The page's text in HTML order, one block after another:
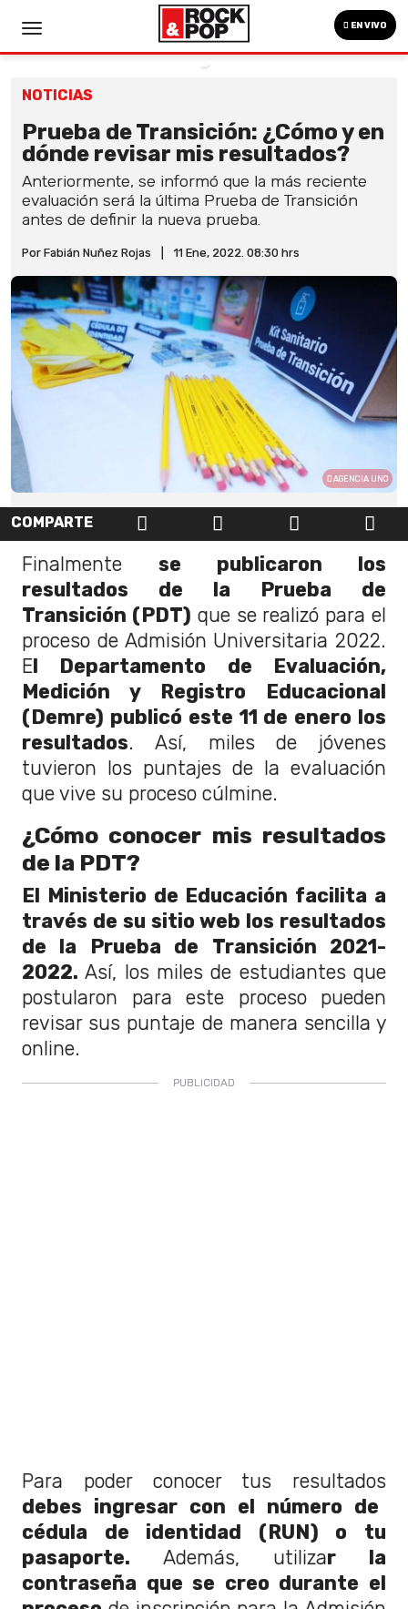
EN VIVO
NOTICIAS
Prueba de Transición: ¿Cómo y en
dónde revisar mis resultados?
Anteriormente, se informó que la más reciente
evaluación será la última Prueba de Transición
antes de definir la nueva prueba.
Por Fabián Nuñez Rojas 11 Ene, 2022. 08:30 hrs
AGENCIA UNO
COMPARTE
Finalmente se publicaron los
resultados de la Prueba de
Transición (PDT) que se realizó para el
proceso de Admisión Universitaria 2022.
El Departamento de Evaluación,
Medición y Registro Educacional
(Demre) publicó este 11 de enero los
resultados. Así, miles de jóvenes
tuvieron los puntajes de la evaluación
que vive su proceso cúlmine.
¿Cómo conocer mis resultados
de la PDT?
El Ministerio de Educación facilita a
través de su sitio web los resultados
de la Prueba de Transición 2021-
2022. Así, los miles de estudiantes que
postularon para este proceso pueden
revisar sus puntaje de manera sencilla y
online.
Para poder conocer tus resultados
debes ingresar con el número de
cédula de identidad (RUN) o tu
pasaporte. Además, utilizar la
contraseña que se creo durante el